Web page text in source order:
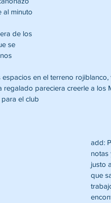
al minuto
de los
se
espacios en el terreno
regalado pareciera creerle a los
el club
add:
notas
justo
que